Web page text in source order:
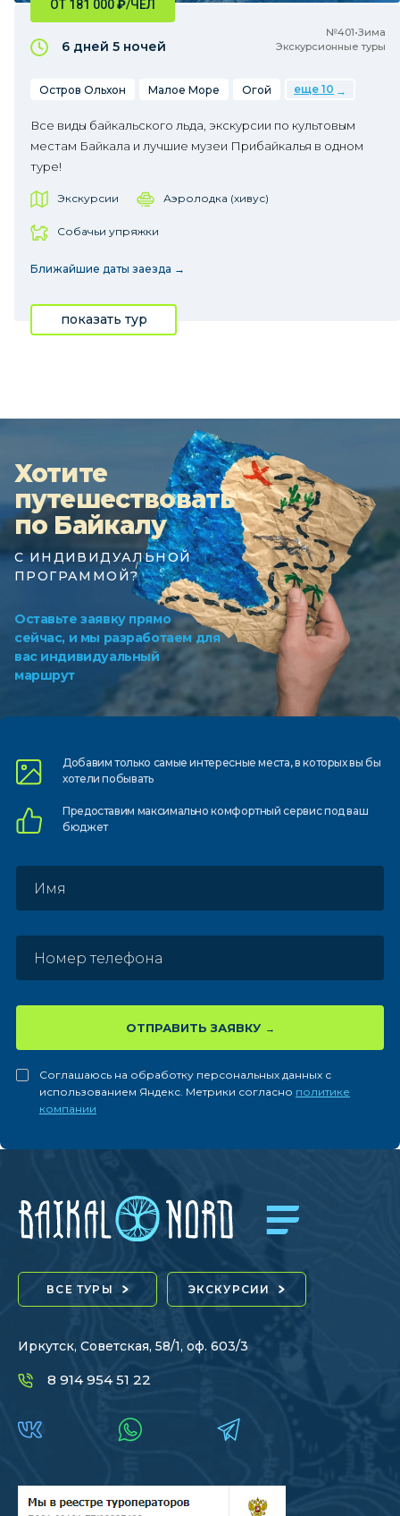
№401•Зима
Экскурсионные туры
ОТ 181 000₽/ЧЕЛ
6 дней 5 ночей
Остров Ольхон Малое Море Огой еще 10
Все виды байкальского льда, экскурсии по культовым
местам Байкала и лучшие музеи Прибайкалья в одном
туре!
Экскурсии Аэролодка (хивус)
Собачьи упряжки
Ближайшие даты заезда →
показать тур
Хотите
путешествовать
по Байкалу
С ИНДИВИДУАЛЬНОЙ
ПРОГРАММОЙ?
Оставьте заявку прямо
сейчас, и мы разработаем для
вас индивидуальный
маршрут
Добавим только самыеинтересные места, в которыхвы бы
хотели побывать
Предоставим максимально комфортныйсервис под ваш
бюджет
ОТПРАВИТЬ ЗАЯВКУ
Соглашаюсь на обработку персональных данных с
использованием Яндекс. Метрики согласно политике
компании
ВСЕ ТУРЫ ЭКСКУРСИИ
Иркутск, Советская, 58/1, оф. 603/3
8 914 954 51 22